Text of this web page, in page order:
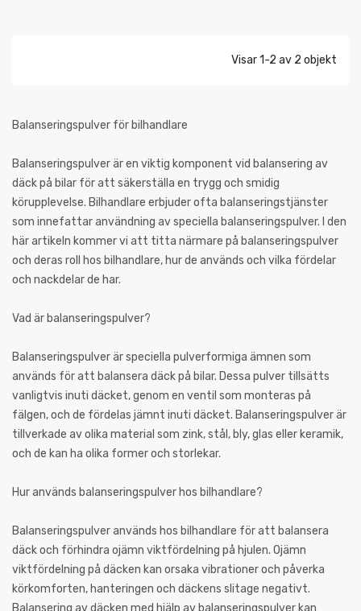
Visar 1-2 av 2 objekt
Balanseringspulver för bilhandlare
Balanseringspulver är en viktig komponent vid balansering av
däck på bilar för att säkerställa en trygg och smidig
körupplevelse. Bilhandlare erbjuder ofta balanseringstjänster
som innefattar användning av speciella balanseringspulver. I den
här artikeln kommer vi att titta närmare på balanseringspulver
och deras roll hos bilhandlare, hur de används och vilka fördelar
och nackdelar de har.
Vad är balanseringspulver?
Balanseringspulver är speciella pulverformiga ämnen som
används för att balansera däck på bilar. Dessa pulver tillsätts
vanligtvis inuti däcket, genom en ventil som monteras på
fälgen, och de fördelas jämnt inuti däcket. Balanseringspulver är
tillverkade av olika material som zink, stål, bly, glas eller keramik,
och de kan ha olika former och storlekar.
Hur används balanseringspulver hos bilhandlare?
Balanseringspulver används hos bilhandlare för att balansera
däck och förhindra ojämn viktfördelning på hjulen. Ojämn
viktfördelning på däcken kan orsaka vibrationer och påverka
körkomforten, hanteringen och däckens slitage negativt.
Balansering av däcken med hjälp av balanseringspulver kan